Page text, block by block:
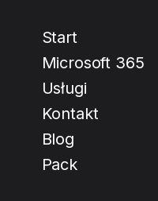
Start
Microsoft 365
Usługi
Kontakt
Blog
Pack